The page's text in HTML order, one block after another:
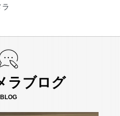
ラブログ
BLOG